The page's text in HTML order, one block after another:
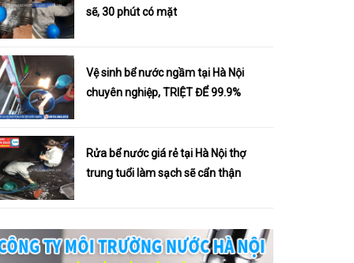
sẽ, 30 phút có mặt
Vệ sinh bể nước ngầm tại Hà Nội
chuyên nghiệp, TRIỆT ĐỂ 99.9%
Rửa bể nước giá rẻ tại Hà Nội thợ
trung tuổi làm sạch sẽ cẩn thận